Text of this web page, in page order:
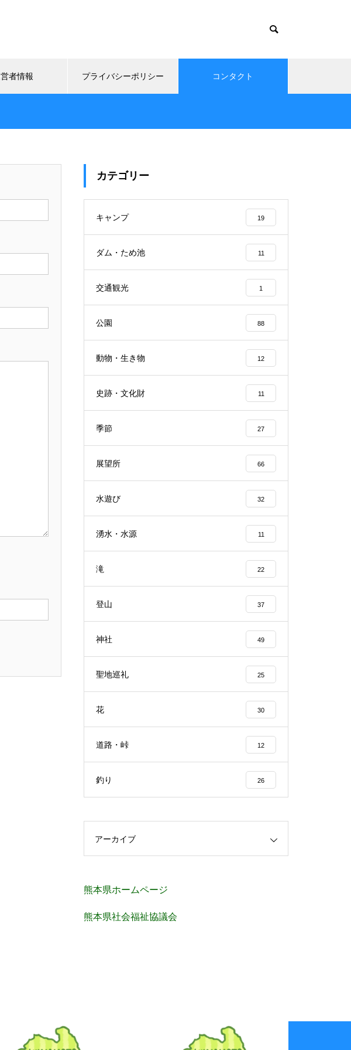
者情報 プライバシーポリシー コンタクト
カテゴリー
キャンプ 19
ダム・ため池 11
交通観光 1
公園 88
動物・生き物 12
史跡・文化財 11
季節 27
展望所 66
水遊び 32
湧水・水源 11
滝 22
登山 37
神社 49
聖地巡礼 25
花 30
道路・峠 12
釣り 26
アーカイブ
熊本県ホームページ
熊本県社会福祉協議会